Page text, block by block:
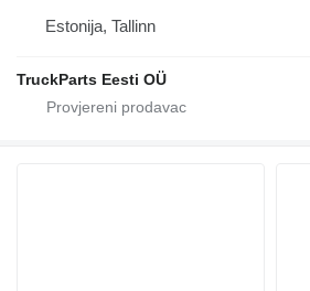
Estonija, Tallinn
TruckParts Eesti OÜ